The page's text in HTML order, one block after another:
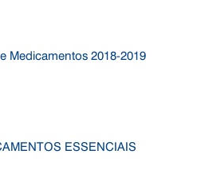
Medicamentos 2018-2019